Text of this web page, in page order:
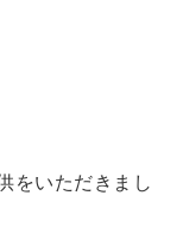
をいただきまし